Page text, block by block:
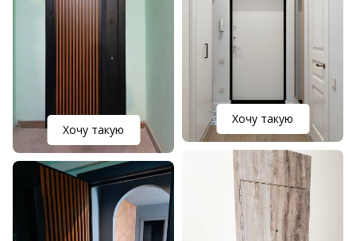
Хочу такую
Хочу такую